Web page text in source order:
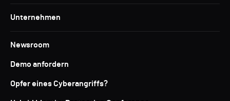
Unternehmen
Newsroom
Demo anfordern
Opfer eines Cyberangriffs?